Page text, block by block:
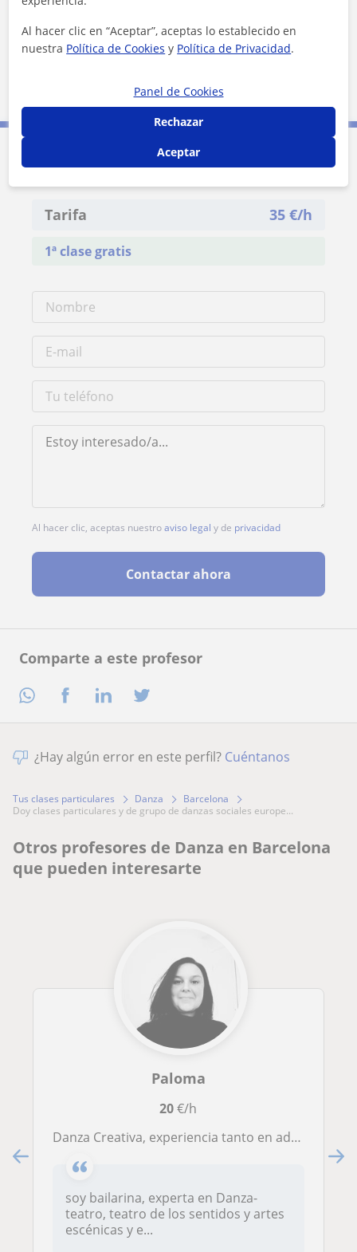
Comparte a este profesor
Leaflet| ©OpenStreetMap
Contacta con Ilaria
Tarifa 35 €/h
1ª clase gratis
Al hacer clic, aceptas nuestroaviso legal y de privacidad
Contactar ahora
¿Hay algún error en este perfil? Cuéntanos
Tus clases particulares Danza
Barcelona
doy clases particulares y de grupo de danzas sociales europe...
Otros profesores de Danza en Barcelona
que pueden interesarte
Paloma
20€/h
Danza Creativa, experiencia tanto en adultos, niños como personas on diversidad funcional
soy bailarina, experta en Danza-
teatro, teatro de los sentidos y artes
escénicas y e...
Al hacer clic en “Aceptar”, aceptas lo establecido en
nuestra Política de Cookies y Política de Privacidad.
Panel de Cookies
Rechazar
Aceptar